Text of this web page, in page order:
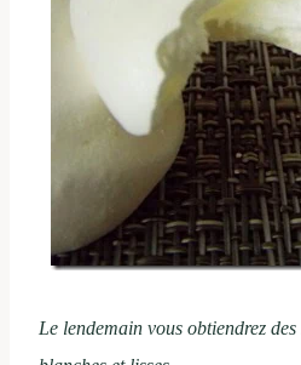
Le lendemain vous obtiendrez